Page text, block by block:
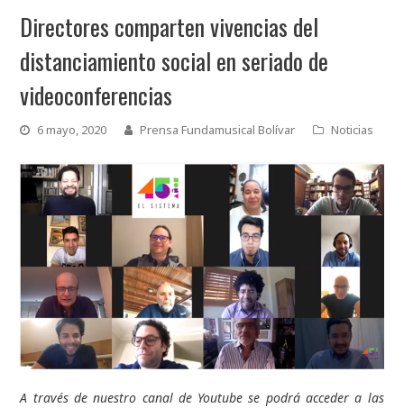
Directores comparten vivencias del
distanciamiento social en seriado de
videoconferencias
6 mayo, 2020 Prensa Fundamusical Bolívar Noticias
A través de nuestro canal de Youtube se podrá acceder a las